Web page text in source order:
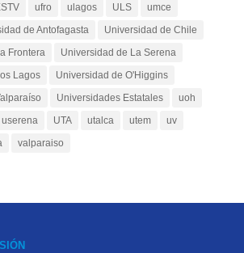
ufro ulagos ULS
umce
de Antofagasta
Universidad de Chile
Frontera
Universidad de La Serena
Lagos
Universidad de O'Higgins
Universidades Estatales
uoh
userena UTA utalca utem
uv
valparaiso